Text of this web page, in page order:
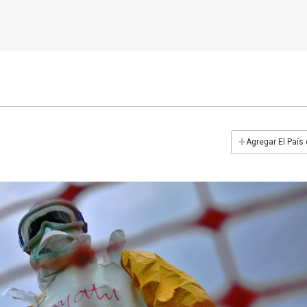
+Agregar El País